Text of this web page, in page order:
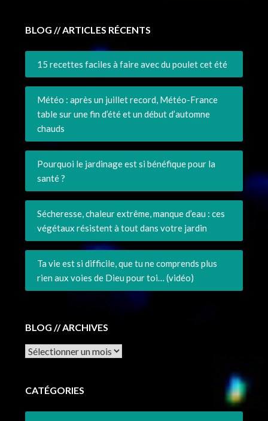
BLOG // ARTICLES RÉCENTS
15 recettes faciles à faire avec du poulet cet été
Météo : après un juillet record, Météo-France
table sur une fin d’été et un début d’automne
chauds
Pourquoi le jardinage est si bénéfique pour la
santé ?
Sécheresse, chaleur extrême, manque d’eau : ces
végétaux résistent à tout dans votre jardin
Ta vie est si difficile, que tu ne comprends plus
rien aux voies de Dieu pour toi… (vidéo)
BLOG // ARCHIVES
Archives
CATÉGORIES